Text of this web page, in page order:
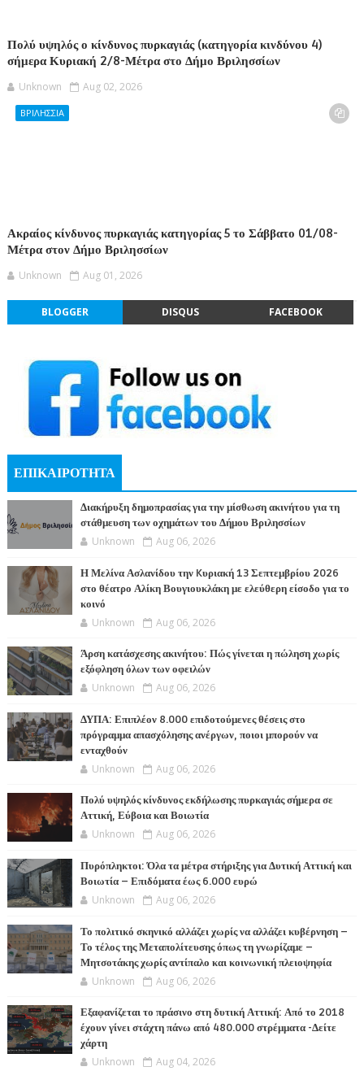
Πολύ υψηλός ο κίνδυνος πυρκαγιάς (κατηγορία κινδύνου 4)
σήμερα Κυριακή 2/8-Μέτρα στο Δήμο Βριλησσίων
Unknown Aug 02, 2026
ΒΡΙΛΗΣΣΙΑ
Ακραίος κίνδυνος πυρκαγιάς κατηγορίας 5 το Σάββατο 01/08-
Μέτρα στον Δήμο Βριλησσίων
Unknown Aug 01, 2026
BLOGGER DISQUS FACEBOOK
ΕΠΙΚΑΙΡΟΤΗΤΑ
Διακήρυξη δημοπρασίας για την μίσθωση ακινήτου για τη
στάθμευση των οχημάτων του Δήμου Βριλησσίων
Unknown Aug 06, 2026
Η Μελίνα Ασλανίδου την Kυριακή 13 Σεπτεμβρίου 2026
στο θέατρο Αλίκη Βουγιουκλάκη με ελεύθερη είσοδο για το
κοινό
Unknown Aug 06, 2026
Άρση κατάσχεσης ακινήτου: Πώς γίνεται η πώληση χωρίς
εξόφληση όλων των οφειλών
Unknown Aug 06, 2026
ΔΥΠΑ: Επιπλέον 8.000 επιδοτούμενες θέσεις στο
πρόγραμμα απασχόλησης ανέργων, ποιοι μπορούν να
ενταχθούν
Unknown Aug 06, 2026
Πολύ υψηλός κίνδυνος εκδήλωσης πυρκαγιάς σήμερα σε
Αττική, Εύβοια και Βοιωτία
Unknown Aug 06, 2026
Πυρόπληκτοι: Όλα τα μέτρα στήριξης για Δυτική Αττική και
Βοιωτία – Επιδόματα έως 6.000 ευρώ
Unknown Aug 06, 2026
Το πολιτικό σκηνικό αλλάζει χωρίς να αλλάζει κυβέρνηση –
Το τέλος της Μεταπολίτευσης όπως τη γνωρίζαμε –
Μητσοτάκης χωρίς αντίπαλο και κοινωνική πλειοψηφία
Unknown Aug 06, 2026
Εξαφανίζεται το πράσινο στη δυτική Αττική: Από το 2018
έχουν γίνει στάχτη πάνω από 480.000 στρέμματα -Δείτε
χάρτη
Unknown Aug 04, 2026